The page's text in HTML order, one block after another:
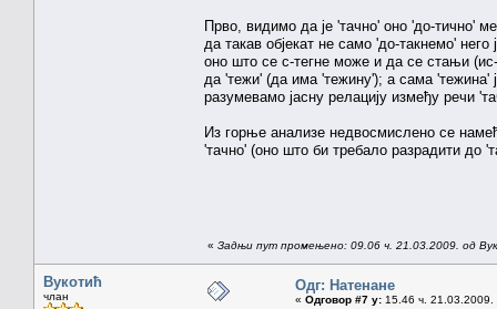
Прво, видимо да је 'тачно' оно 'до-тично'
да такав објекат не само 'до-такнемо'
оно што се с-тегне може и да се стањи
да 'тежи' (да има 'тежину'); а сама 'тежина'
разумевамо јасну релацију између речи
Из горње анализе недвосмислено се
'тачно' (оно што би требало разрадити до
« Задњи пут промењено: 09.06 ч. 21.03.2009. од
Вукотић
члан
Одг: Натенане
« Одговор #7 у: 15.46 ч. 21.03.2009.